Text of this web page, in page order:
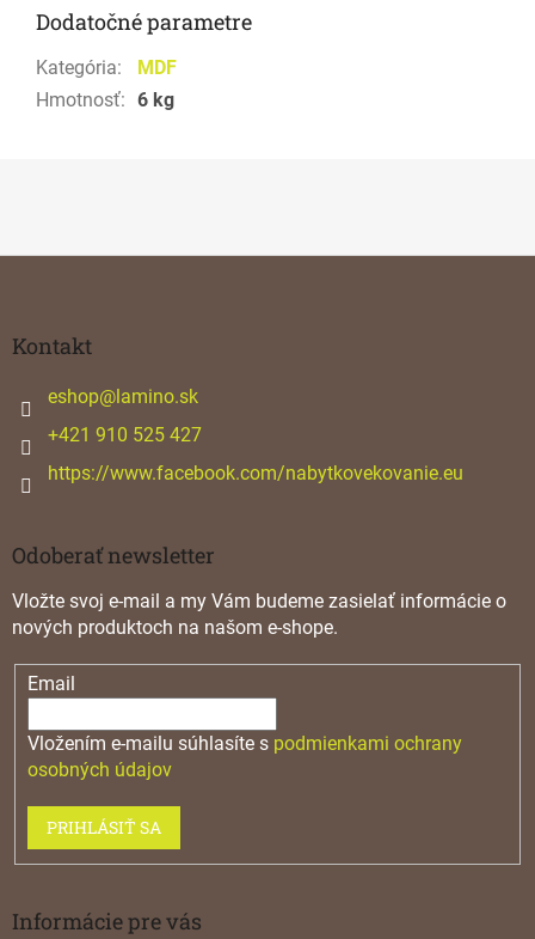
Dodatočné parametre
Kategória:
MDF
Hmotnosť: 6 kg
Kontakt
eshop@lamino.sk
+421 910 525 427
https://www.facebook.com/nabytkovekovanie.eu
Odoberať newsletter
Vložte svoj e-mail a my Vám budeme zasielať informácie o
nových produktoch na našom e-shope.
Email
Vložením e-mailu súhlasíte s podmienkami ochrany
osobných údajov
PRIHLÁSIŤ SA
Informácie pre vás